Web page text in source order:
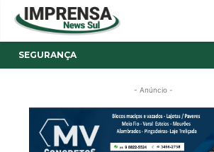
SEGURANÇA
- Anúncio -